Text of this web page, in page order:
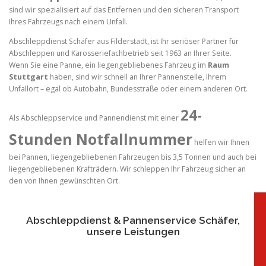
sind wir spezialisiert auf das Entfernen und den sicheren Transport
Ihres Fahrzeugs nach einem Unfall.
Abschleppdienst Schäfer aus Filderstadt, ist Ihr seriöser Partner für
Abschleppen und Karosseriefachbetrieb seit 1963 an Ihrer Seite.
Wenn Sie eine Panne, ein liegengebliebenes Fahrzeug im Raum
Stuttgart haben, sind wir schnell an Ihrer Pannenstelle, Ihrem
Unfallort – egal ob Autobahn, Bundesstraße oder einem anderen Ort.
Als Abschleppservice und Pannendienst mit einer 24-
Stunden Notfallnummer helfen wir Ihnen
bei Pannen, liegengebliebenen Fahrzeugen bis 3,5 Tonnen und auch bei
liegengebliebenen Krafträdern. Wir schleppen Ihr Fahrzeug sicher an
den von Ihnen gewünschten Ort.
Abschleppdienst & Pannenservice Schäfer,
unsere Leistungen